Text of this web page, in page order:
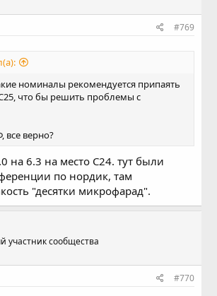
#769
номиналы рекомендуется припаять
что бы решить проблемы с
все верно?
на 6.3 на место С24. тут были
по нордик, там
"десятки микрофарад".
участник сообщества
#770